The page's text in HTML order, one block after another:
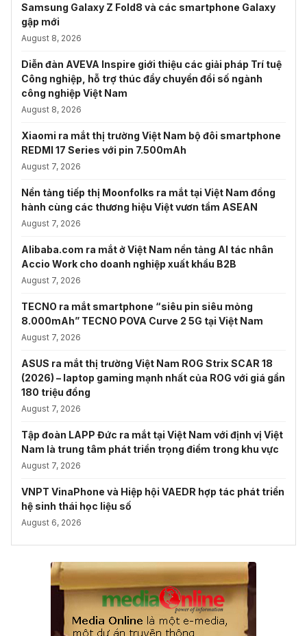
Samsung Galaxy Z Fold8 và các smartphone Galaxy
gập mới
August 8, 2026
Diễn đàn AVEVA Inspire giới thiệu các giải pháp Trí tuệ
Công nghiệp, hỗ trợ thúc đẩy chuyển đổi số ngành
công nghiệp Việt Nam
August 8, 2026
Xiaomi ra mắt thị trường Việt Nam bộ đôi smartphone
REDMI 17 Series với pin 7.500mAh
August 7, 2026
Nền tảng tiếp thị Moonfolks ra mắt tại Việt Nam đồng
hành cùng các thương hiệu Việt vươn tầm ASEAN
August 7, 2026
Alibaba.com ra mắt ở Việt Nam nền tảng AI tác nhân
Accio Work cho doanh nghiệp xuất khẩu B2B
August 7, 2026
TECNO ra mắt smartphone “siêu pin siêu mỏng
8.000mAh” TECNO POVA Curve 2 5G tại Việt Nam
August 7, 2026
ASUS ra mắt thị trường Việt Nam ROG Strix SCAR 18
(2026) – laptop gaming mạnh nhất của ROG với giá gần
180 triệu đồng
August 7, 2026
Tập đoàn LAPP Đức ra mắt tại Việt Nam với định vị Việt
Nam là trung tâm phát triển trọng điểm trong khu vực
August 7, 2026
VNPT VinaPhone và Hiệp hội VAEDR hợp tác phát triển
hệ sinh thái học liệu số
August 6, 2026